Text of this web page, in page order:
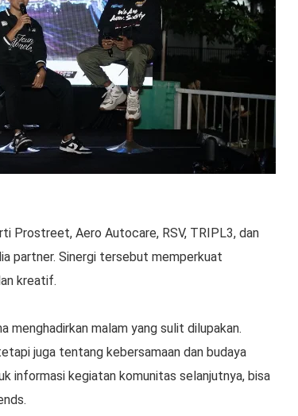
Prostreet, Aero Autocare, RSV, TRIPL3, dan
partner. Sinergi tersebut memperkuat
kreatif.
menghadirkan malam yang sulit dilupakan.
juga tentang kebersamaan dan budaya
informasi kegiatan komunitas selanjutnya, bisa